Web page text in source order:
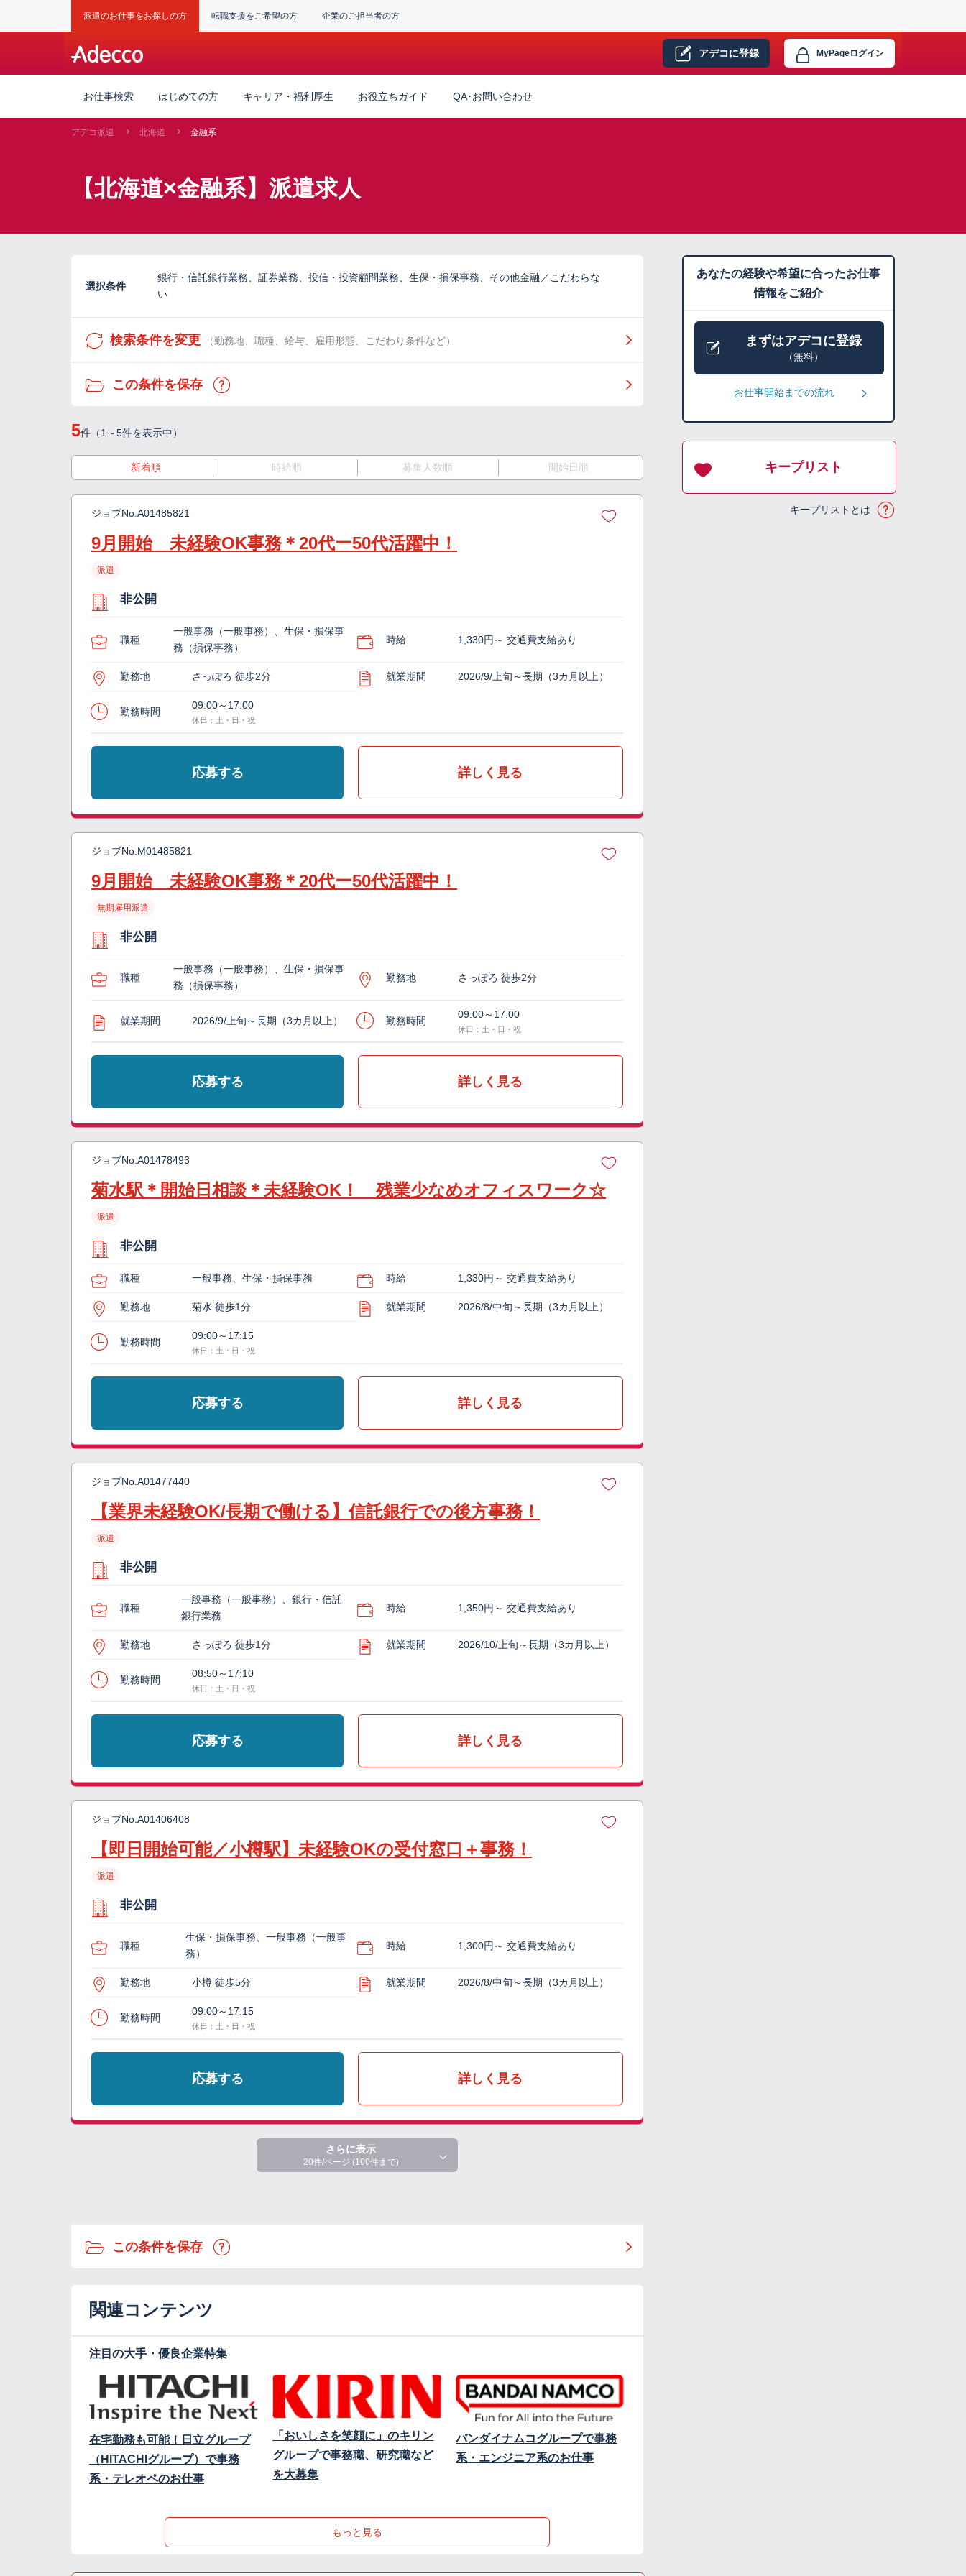
派遣のお仕事をお探しの方 転職支援をご希望の方 企業のご担当者の方
アデコに登録 MyPageログイン
お仕事検索 はじめての方 キャリア・福利厚生 お役立ちガイド QA･お問い合わせ
アデコ派遣 北海道 金融系
【北海道×金融系】派遣求人
選択条件
銀行・信託銀行業務、証券業務、投信・投資顧問業務、生保・損保事務、その他金融／こだわらな
い
検索条件を変更 （勤務地、職種、給与、雇用形態、こだわり条件など）
この条件を保存
5件（1～5件を表示中）
新着順 時給順 募集人数順 開始日順
ジョブNo. A01485821
9月開始 未経験OK事務＊20代ー50代活躍中！
派遣
非公開
職種
一般事務（一般事務）、生保・損保事
務（損保事務）
時給 1,330円～ 交通費支給あり
勤務地 さっぽろ 徒歩2分 就業期間 2026/9/上旬～長期（3カ月以上）
勤務時間
09:00～17:00
休日：土・日・祝
応募する 詳しく見る
ジョブNo. M01485821
9月開始 未経験OK事務＊20代ー50代活躍中！
無期雇用派遣
非公開
職種
一般事務（一般事務）、生保・損保事
務（損保事務）
勤務地 さっぽろ 徒歩2分
就業期間 2026/9/上旬～長期（3カ月以上） 勤務時間
09:00～17:00
休日：土・日・祝
応募する 詳しく見る
ジョブNo. A01478493
菊水駅＊開始日相談＊未経験OK！ 残業少なめオフィスワーク☆
派遣
非公開
職種 一般事務、生保・損保事務 時給 1,330円～ 交通費支給あり
勤務地 菊水 徒歩1分 就業期間 2026/8/中旬～長期（3カ月以上）
勤務時間
09:00～17:15
休日：土・日・祝
応募する 詳しく見る
ジョブNo. A01477440
【業界未経験OK/長期で働ける】信託銀行での後方事務！
派遣
非公開
職種
一般事務（一般事務）、銀行・信託
銀行業務
時給 1,350円～ 交通費支給あり
勤務地 さっぽろ 徒歩1分 就業期間 2026/10/上旬～長期（3カ月以上）
勤務時間
08:50～17:10
休日：土・日・祝
応募する 詳しく見る
ジョブNo. A01406408
【即日開始可能／小樽駅】未経験OKの受付窓口＋事務！
派遣
非公開
職種
生保・損保事務、一般事務（一般事
務）
時給 1,300円～ 交通費支給あり
勤務地 小樽 徒歩5分 就業期間 2026/8/中旬～長期（3カ月以上）
勤務時間
09:00～17:15
休日：土・日・祝
応募する 詳しく見る
さらに表示
20件/ページ (100件まで)
この条件を保存
関連コンテンツ
注目の大手・優良企業特集
在宅勤務も可能！日立グループ
（HITACHIグループ）で事務
系・テレオペのお仕事
「おいしさを笑顔に」のキリン
グループで事務職、研究職など
を大募集
バンダイナムコグループで事務
系・エンジニア系のお仕事
もっと見る
あなたの経験や希望に合ったお仕事
情報をご紹介
まずはアデコに登録
（無料）
お仕事開始までの流れ
キープリスト
キープリストとは